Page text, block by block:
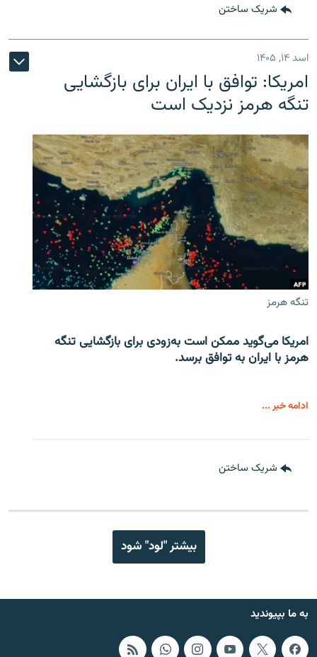
شریک ساختن
اسد ۱۴, ۱۴۰۵
امریکا: توافق با ایران برای بازگشایی
تنگه هرمز نزدیک است
تنگه هرمز
امریکا می‌گوید ممکن است به‌زودی برای بازگشایی تنگه
هرمز با ایران به توافق برسد.
ادامه خبر ...
شریک ساختن
بیشتر "لود" شود
به ما بپیوندید